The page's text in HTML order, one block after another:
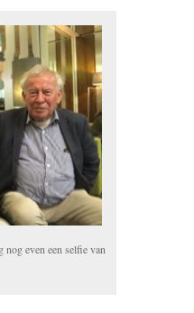
nog even een selfie van